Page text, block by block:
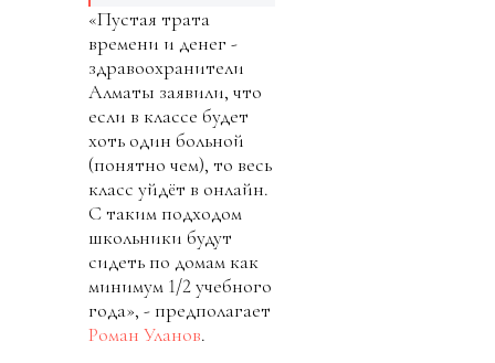
«Пустая трата
времени и денег -
здравоохранители
Алматы заявили, что
если в классе будет
хоть один больной
(понятно чем), то весь
класс уйдёт в онлайн.
С таким подходом
школьники будут
сидеть по домам как
минимум 1/2 учебного
года», - предполагает
Роман Уланов.